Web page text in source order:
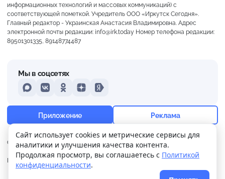
+21° Ощущается как +21
20 м/с 756 мм 71%
информационных технологий и массовых коммуникаций) с
соответствующей пометкой. Учредитель ООО «Иркутск Сегодня».
Главный редактор - Украинская Анастасия Владимировна. Адрес
электронной почты редакции: info@irk.today Номер телефона редакции:
89501301335, 89148774487
О нас Контакты Прислать новость
Реклама
Политика
конфиденциальности
Мы в соцсетях
MAXVKontakteOdnoklassniki
DzenYandex
Приложение Реклама
Сайт использует cookies и метрические сервисы для
аналитики и улучшения качества контента.
Продолжая просмотр, вы соглашаетесь с Политикой
конфиденциальности.